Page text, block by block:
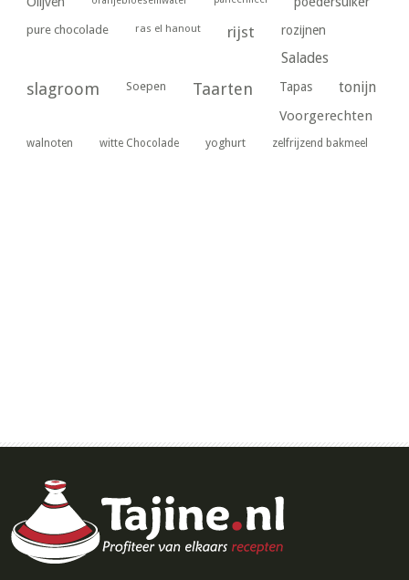
pure chocolade ras el hanout rijst rozijnen
Salades
slagroom Soepen Taarten Tapas tonijn
Voorgerechten
walnoten witte Chocolade yoghurt zelfrijzend bakmeel